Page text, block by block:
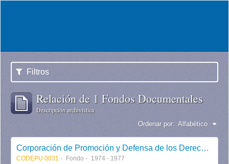
Filtros
Relación de 1 Fondos Documentales
Descripción archivística
Ordenar por: Alfabético
Corporación de Promoción y Defensa de los Derechos del Pueblo CODEPU
CODEPU 0031 Fondo 1974 - 1977